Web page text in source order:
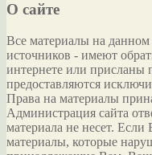
О сайте
Все материалы на
источников - имеют
интернете или присланы
предоставляются
Права на материалы
Администрация сайта
материала не несет.
материалы, которые